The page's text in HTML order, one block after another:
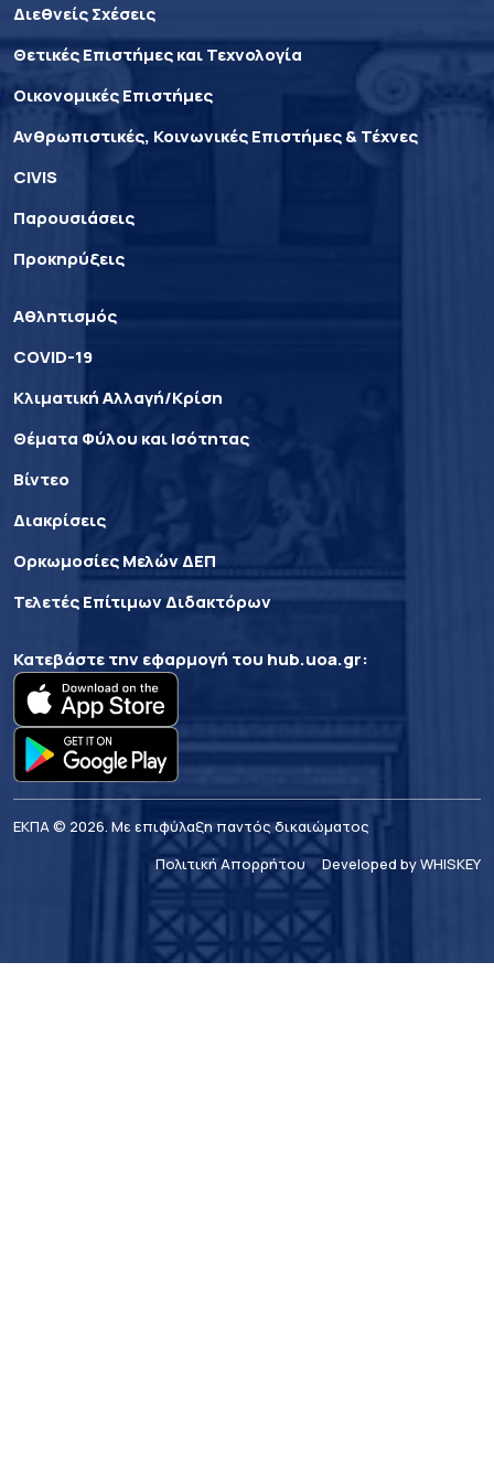
Διεθνείς Σχέσεις
Θετικές Επιστήμες και Τεχνολογία
Οικονομικές Επιστήμες
Ανθρωπιστικές, Κοινωνικές Επιστήμες & Τέχνες
CIVIS
Παρουσιάσεις
Προκηρύξεις
Αθλητισμός
COVID-19
Κλιματική Αλλαγή/Κρίση
Θέματα Φύλου και Ισότητας
Βίντεο
Διακρίσεις
Ορκωμοσίες Μελών ΔΕΠ
Τελετές Επίτιμων Διδακτόρων
Κατεβάστε την εφαρμογή του hub.uoa.gr:
ΕΚΠΑ © 2026. Με επιφύλαξη παντός δικαιώματος
Πολιτική Απορρήτου
Developed by WHISKEY